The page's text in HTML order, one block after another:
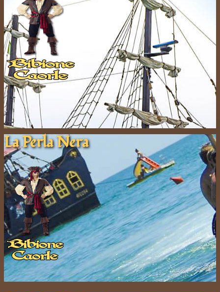
La Pe​rla ​Nera